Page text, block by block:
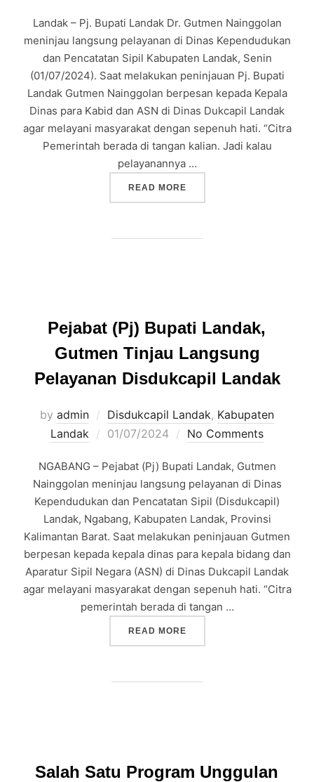
Landak – Pj. Bupati Landak Dr. Gutmen Nainggolan
meninjau langsung pelayanan di Dinas Kependudukan
dan Pencatatan Sipil Kabupaten Landak, Senin
(01/07/2024). Saat melakukan peninjauan Pj. Bupati
Landak Gutmen Nainggolan berpesan kepada Kepala
Dinas para Kabid dan ASN di Dinas Dukcapil Landak
agar melayani masyarakat dengan sepenuh hati. “Citra
Pemerintah berada di tangan kalian. Jadi kalau
pelayanannya …
READ MORE“PJ BUPATI GUTMEN
Pejabat (Pj) Bupati Landak,
Gutmen Tinjau Langsung
Pelayanan Disdukcapil Landak
by admin Disdukcapil Landak, Kabupaten
Landak
Posted
01/07/2024 No Comments
NGABANG – Pejabat (Pj) Bupati Landak, Gutmen
Nainggolan meninjau langsung pelayanan di Dinas
Kependudukan dan Pencatatan Sipil (Disdukcapil)
Landak, Ngabang, Kabupaten Landak, Provinsi
Kalimantan Barat. Saat melakukan peninjauan Gutmen
berpesan kepada kepala dinas para kepala bidang dan
Aparatur Sipil Negara (ASN) di Dinas Dukcapil Landak
agar melayani masyarakat dengan sepenuh hati. “Citra
pemerintah berada di tangan …
READ MORE“PEJABAT (PJ) BUPATI
Salah Satu Program Unggulan